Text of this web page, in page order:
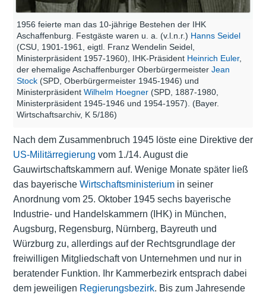
1956 feierte man das 10-jährige Bestehen der IHK
Aschaffenburg. Festgäste waren u. a. (v.l.n.r.) Hanns Seidel
(CSU, 1901-1961, eigtl. Franz Wendelin Seidel,
Ministerpräsident 1957-1960), IHK-Präsident Heinrich Euler,
der ehemalige Aschaffenburger Oberbürgermeister Jean
Stock (SPD, Oberbürgermeister 1945-1946) und
Ministerpräsident Wilhelm Hoegner (SPD, 1887-1980,
Ministerpräsident 1945-1946 und 1954-1957). (Bayer.
Wirtschaftsarchiv, K 5/186)
Nach dem Zusammenbruch 1945 löste eine Direktive der
US-Militärregierung vom 1./14. August die
Gauwirtschaftskammern auf. Wenige Monate später ließ
das bayerische Wirtschaftsministeriumin seiner
Anordnung vom 25. Oktober 1945 sechs bayerische
Industrie- und Handelskammern (IHK) in München,
Augsburg, Regensburg, Nürnberg, Bayreuth und
Würzburg zu, allerdings auf der Rechtsgrundlage der
freiwilligen Mitgliedschaft von Unternehmen und nur in
beratender Funktion. Ihr Kammerbezirk entsprach dabei
dem jeweiligen Regierungsbezirk. Bis zum Jahresende